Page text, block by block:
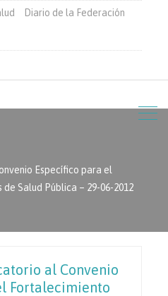
Diario de la Federación
Específico para el
Salud Pública – 29-06-2012
al Convenio
Fortalecimiento